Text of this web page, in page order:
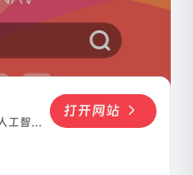
工智能
篇内
打开网站